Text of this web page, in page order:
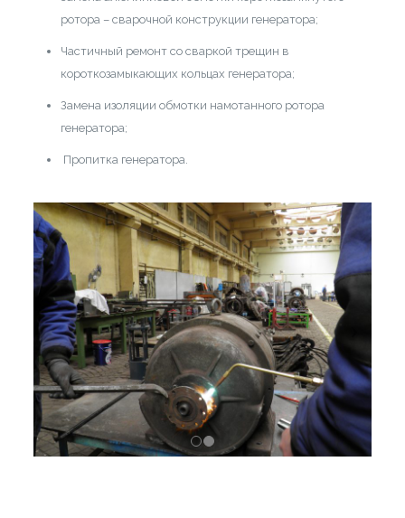
ротора – сварочной конструкции генератора;
Частичный ремонт со сваркой трещин в
короткозамыкающих кольцах генератора;
Замена изоляции обмотки намотанного ротора
генератора;
Пропитка генератора.